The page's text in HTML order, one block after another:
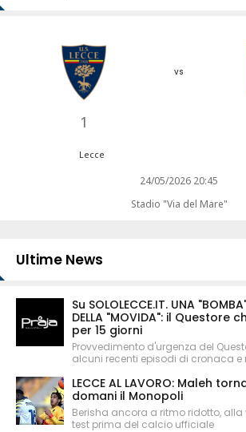
1
vs
Lecce
24/05/2026 20:45
Stadio "Via del Mare"
Ultime News
Su SOLOLECCE.IT. UNA
DELLA "MOVIDA": il Questore
per 15 giorni
Provvedimento d'urgenza del
alcuni recenti episodi di cronaca e
LECCE AL LAVORO: Maleh
domani il Monopoli
Berisha ancora a ritmo ridotto,
test prima del calcio ufficiale